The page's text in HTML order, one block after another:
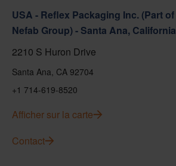
USA - Reflex Packaging Inc. (Part of
Nefab Group) - Santa Ana, California
2210 S Huron Drive
Santa Ana, CA 92704
+1 714-619-8520
Afficher sur la carte
Contact